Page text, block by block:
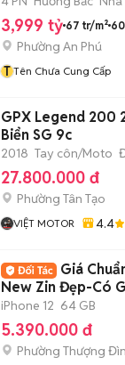
3,999 tỷ 67 tr/m²
Phường An Phú
T Tên Chưa Cung Cấp
GPX Legend 200
Biển SG 9c
2018 Tay côn/Moto
27.800.000 đ
Phường Tân Tạo
VIỆT MOTOR 4.4
Giá Chuẩn🔥 iPhone
New Zin Đẹp-Có
iPhone 12 64 GB
5.390.000 đ
Phường Thượng